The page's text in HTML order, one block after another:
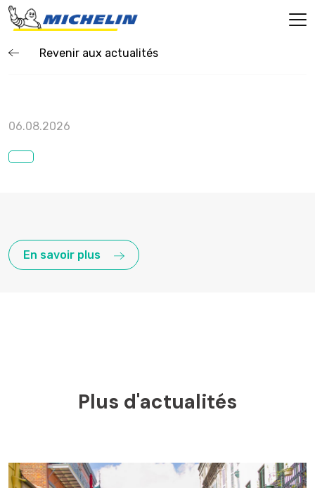
Revenir aux actualités
06.08.2026
En savoir plus
Plus d'actualités